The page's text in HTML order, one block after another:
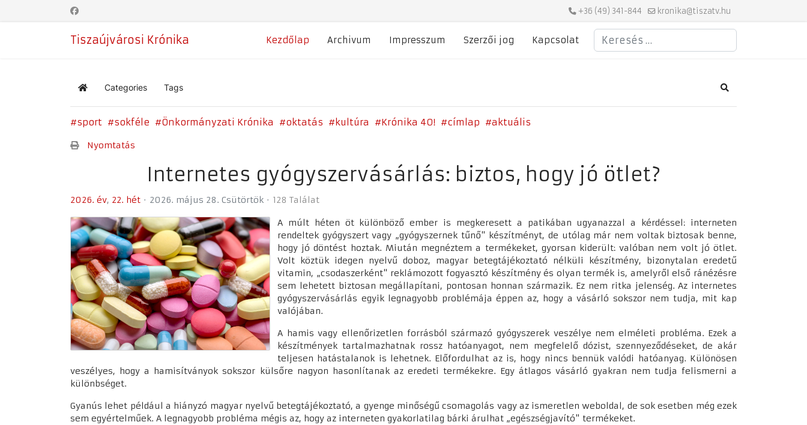
+36 (49) 341-844 kronika@tiszatv.hu
Tiszaújvárosi Krónika Kezdőlap Archivum Impresszum Szerzői jog Kapcsolat
Keresés
Home Categories Tags Search
sport sokféle Önkormányzati Krónika oktatás kultúra Krónika 40! címlap aktuális
Nyomtatás
Internetes gyógyszervásárlás: biztos, hogy jó ötlet?
2026. év 22. hét 2026. május 28. Csütörtök 128 Találat
A múlt héten öt különböző ember is megkeresett a patikában ugyanazzal a kérdéssel: interneten
rendeltek gyógyszert vagy „gyógyszernek tűnő" készítményt, de utólag már nem voltak biztosak benne,
hogy jó döntést hoztak. Miután megnéztem a termékeket, gyorsan kiderült: valóban nem volt jó ötlet.
Volt köztük idegen nyelvű doboz, magyar betegtájékoztató nélküli készítmény, bizonytalan eredetű
vitamin, „csodaszerként" reklámozott fogyasztó készítmény és olyan termék is, amelyről első ránézésre
sem lehetett biztosan megállapítani, pontosan honnan származik. Ez nem ritka jelenség. Az internetes
gyógyszervásárlás egyik legnagyobb problémája éppen az, hogy a vásárló sokszor nem tudja, mit kap
valójában.
A hamis vagy ellenőrizetlen forrásból származó gyógyszerek veszélye nem elméleti probléma. Ezek a
készítmények tartalmazhatnak rossz hatóanyagot, nem megfelelő dózist, szennyeződéseket, de akár
teljesen hatástalanok is lehetnek. Előfordulhat az is, hogy nincs bennük valódi hatóanyag. Különösen
veszélyes, hogy a hamisítványok sokszor külsőre nagyon hasonlítanak az eredeti termékekre. Egy átlagos vásárló gyakran nem tudja felismerni a
különbséget.
Gyanús lehet például a hiányzó magyar nyelvű betegtájékoztató, a gyenge minőségű csomagolás vagy az ismeretlen weboldal, de sok esetben még ezek
sem egyértelműek. A legnagyobb probléma mégis az, hogy az interneten gyakorlatilag bárki árulhat „egészségjavító" termékeket.